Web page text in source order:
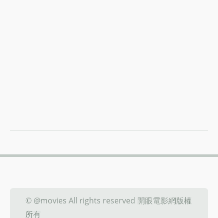
© @movies All rights reserved 開眼電影網版權
所有